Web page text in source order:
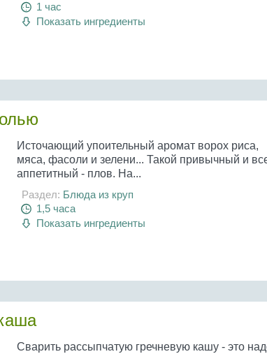
1 час
Показать ингредиенты
Источающий упоительный аромат ворох риса,
мяса, фасоли и зелени... Такой привычный и
аппетитный - плов. На...
Раздел: Блюда из круп
1,5 часа
Показать ингредиенты
Сварить рассыпчатую гречневую кашу - это